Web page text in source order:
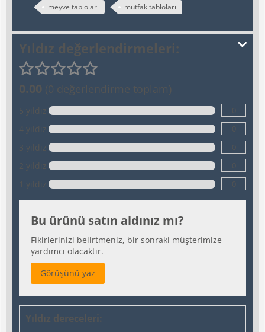
meyve tabloları mutfak tabloları
Yıldız değerlendirmeleri:
0.00 (0 değerlendirme toplam)
5 yıldız 0
4 yıldız 0
3 yıldız 0
2 yıldız 0
1 yıldız 0
Bu ürünü satın aldınız mı?
Fikirlerinizi belirtmeniz, bir sonraki müşterimize
yardımcı olacaktır.
Görüşünü yaz
Yıldız dereceleri: